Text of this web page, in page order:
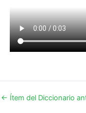
← Ítem del Diccionario